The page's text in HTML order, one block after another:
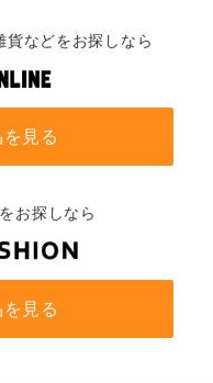
貨などをお探しなら
を見る
お探しなら
を見る